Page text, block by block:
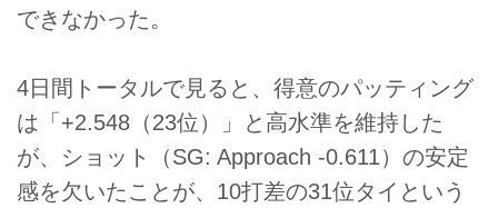
できなかった。
4日間トータルで見ると、得意のパッティング
は「+2.548（23位）」と高水準を維持した
が、ショット（SG: Approach -0.611）の安定
感を欠いたことが、10打差の31位タイという